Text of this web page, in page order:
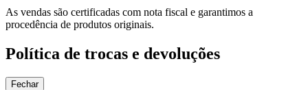
As vendas são certificadas com nota fiscal e garantimos a
procedência de produtos originais.
Política de trocas e devoluções
Fechar